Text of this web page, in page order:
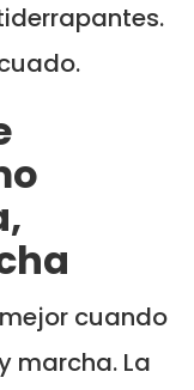
cuando
marcha. La